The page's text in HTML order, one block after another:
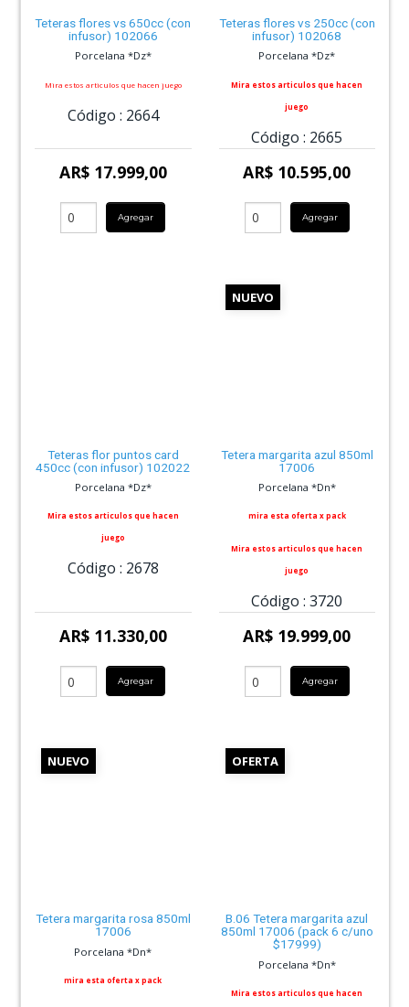
Teteras flores vs 650cc (con
infusor) 102066
Porcelana *Dz*
Mira estos articulos que hacen juego
Código : 2664
AR$ 17.999,00
Agregar
Teteras flores vs 250cc (con
infusor) 102068
Porcelana *Dz*
Mira estos articulos que hacen
juego
Código : 2665
AR$ 10.595,00
Agregar
Teteras flor puntos card
450cc (con infusor) 102022
Porcelana *Dz*
Mira estos articulos que hacen
juego
Código : 2678
AR$ 11.330,00
Agregar
NUEVO
Tetera margarita azul 850ml
17006
Porcelana *Dn*
mira esta oferta x pack
Mira estos articulos que hacen
juego
Código : 3720
AR$ 19.999,00
Agregar
NUEVO
Tetera margarita rosa 850ml
17006
Porcelana *Dn*
mira esta oferta x pack
OFERTA
B.06 Tetera margarita azul
850ml 17006 (pack 6 c/uno
$17999)
Porcelana *Dn*
Mira estos articulos que hacen